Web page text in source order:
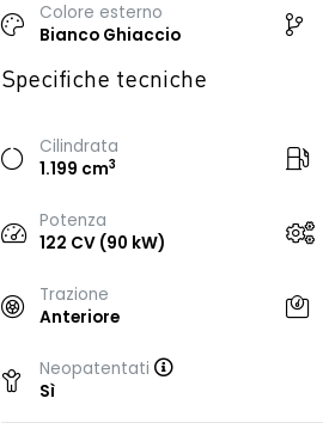
Colore esterno
Bianco Ghiaccio
Specifiche tecniche
Cilindrata
1.199 cm3
Potenza
122 CV (90 kW)
Trazione
Anteriore
Neopatentati
Sì